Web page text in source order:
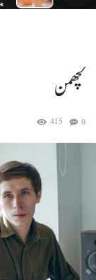
لچھمن
0
415